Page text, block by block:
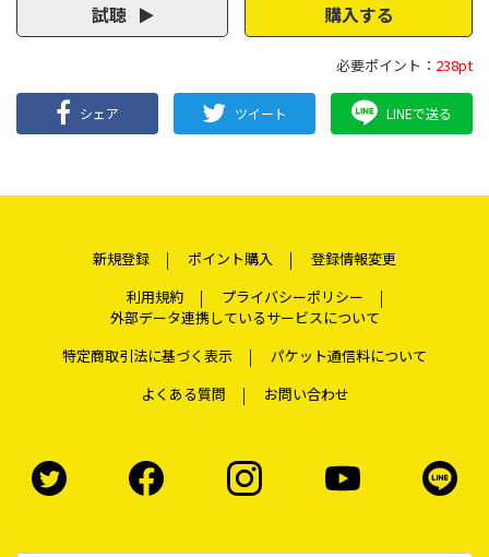
試聴 購入する
必要ポイント： 238pt
シェア ツイート LINEで送る
新規登録 ポイント購入
登録情報変更
利用規約
プライバシーポリシー
外部データ連携しているサービスについて
特定商取引法に基づく表示
パケット通信料について
よくある質問
お問い合わせ